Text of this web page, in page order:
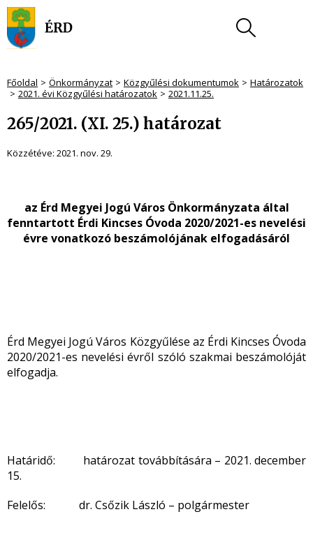
Főoldal Önkormányzat Közgyűlési dokumentumok
Határozatok
2021. évi Közgyűlési határozatok
2021.11.25.
265/2021. (XI. 25.) határozat
Közzétéve: 2021. nov. 29.
az Érd Megyei Jogú Város Önkormányzata által
fenntartott Érdi Kincses Óvoda 2020/2021-es nevelési
évre vonatkozó beszámolójának elfogadásáról
Érd Megyei Jogú Város Közgyűlése az Érdi Kincses Óvoda
2020/2021-es nevelési évről szóló szakmai beszámolóját
elfogadja.
Határidő: határozat továbbítására – 2021. december
15.
Felelős: dr. Csőzik László – polgármester